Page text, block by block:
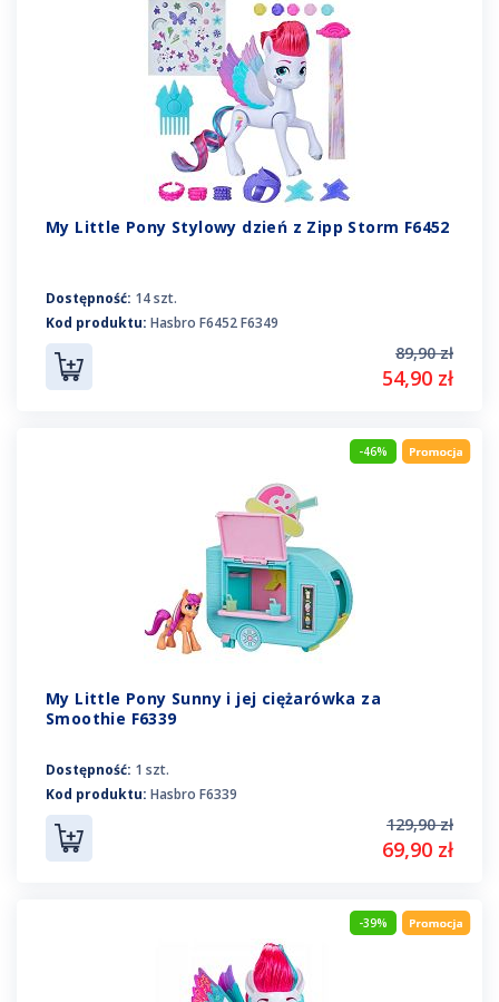
My Little Pony Stylowy dzień z Zipp Storm F6452
Dostępność: 14 szt.
Kod produktu: Hasbro F6452 F6349
89,90 zł
54,90 zł
-46%
My Little Pony Sunny i jej ciężarówka za
Smoothie F6339
Dostępność: 1 szt.
Kod produktu: Hasbro F6339
129,90 zł
69,90 zł
-39%